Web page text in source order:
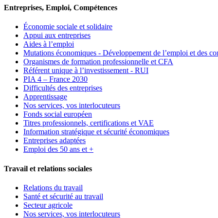
Entreprises, Emploi, Compétences
Économie sociale et solidaire
Appui aux entreprises
Aides à l’emploi
Mutations économiques - Développement de l’emploi et des
Organismes de formation professionnelle et CFA
Référent unique à l’investissement - RUI
PIA 4 – France 2030
Difficultés des entreprises
Apprentissage
Nos services, vos interlocuteurs
Fonds social européen
Titres professionnels, certifications et VAE
Information stratégique et sécurité économiques
Entreprises adaptées
Emploi des 50 ans et +
Travail et relations sociales
Relations du travail
Santé et sécurité au travail
Secteur agricole
Nos services, vos interlocuteurs